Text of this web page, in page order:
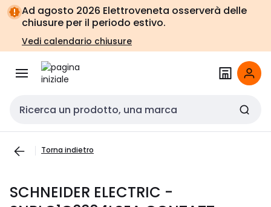
Vai alla
navigazione
Vai
alla
pagina
Ad agosto 2026 Elettroveneta osserverà delle
chiusure per il periodo estivo.
Vedi calendario chiusure
Cerca input
Torna indietro
SCHNEIDER ELECTRIC -